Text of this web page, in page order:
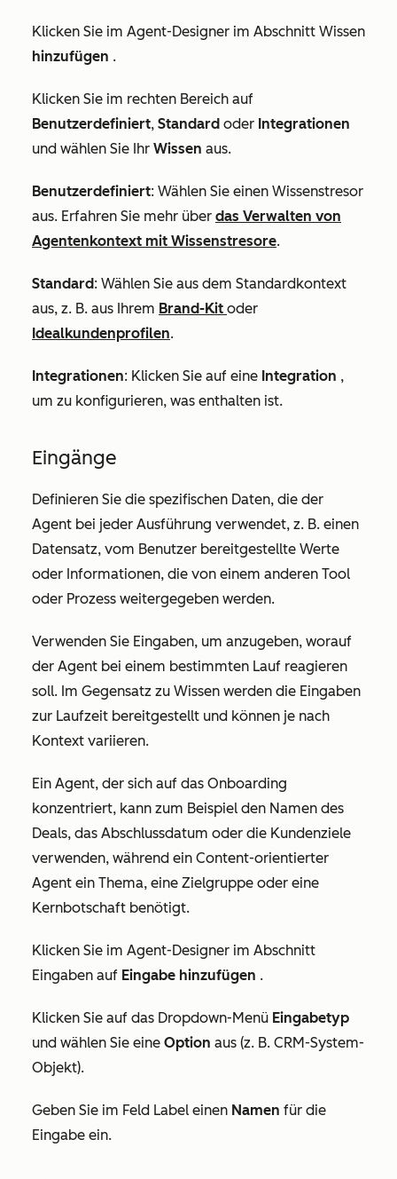
Klicken Sie im Agent-Designer im Abschnitt Wissen
hinzufügen .
Klicken Sie im rechten Bereich auf
Benutzerdefiniert, Standard oder Integrationen
und wählen Sie Ihr Wissen aus.
Benutzerdefiniert: Wählen Sie einen Wissenstresor
aus. Erfahren Sie mehr über das Verwalten von
Agentenkontext mit Wissenstresore.
Standard: Wählen Sie aus dem Standardkontext
aus, z. B. aus Ihrem Brand-Kit oder
Idealkundenprofilen.
Integrationen: Klicken Sie auf eine Integration ,
um zu konfigurieren, was enthalten ist.
Eingänge
Definieren Sie die spezifischen Daten, die der
Agent bei jeder Ausführung verwendet, z. B. einen
Datensatz, vom Benutzer bereitgestellte Werte
oder Informationen, die von einem anderen Tool
oder Prozess weitergegeben werden.
Verwenden Sie Eingaben, um anzugeben, worauf
der Agent bei einem bestimmten Lauf reagieren
soll. Im Gegensatz zu Wissen werden die Eingaben
zur Laufzeit bereitgestellt und können je nach
Kontext variieren.
Ein Agent, der sich auf das Onboarding
konzentriert, kann zum Beispiel den Namen des
Deals, das Abschlussdatum oder die Kundenziele
verwenden, während ein Content-orientierter
Agent ein Thema, eine Zielgruppe oder eine
Kernbotschaft benötigt.
Klicken Sie im Agent-Designer im Abschnitt
Eingaben auf Eingabe hinzufügen .
Klicken Sie auf das Dropdown-Menü Eingabetyp
und wählen Sie eine Option aus (z. B. CRM-System-
Objekt).
Geben Sie im Feld Label einen Namen für die
Eingabe ein.